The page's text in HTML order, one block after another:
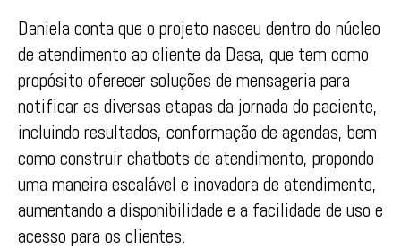
Daniela conta que o projeto nasceu dentro do núcleo
de atendimento ao cliente da Dasa, que tem como
propósito oferecer soluções de mensageria para
notificar as diversas etapas da jornada do paciente,
incluindo resultados, conformação de agendas, bem
como construir chatbots de atendimento, propondo
uma maneira escalável e inovadora de atendimento,
aumentando a disponibilidade e a facilidade de uso e
acesso para os clientes.